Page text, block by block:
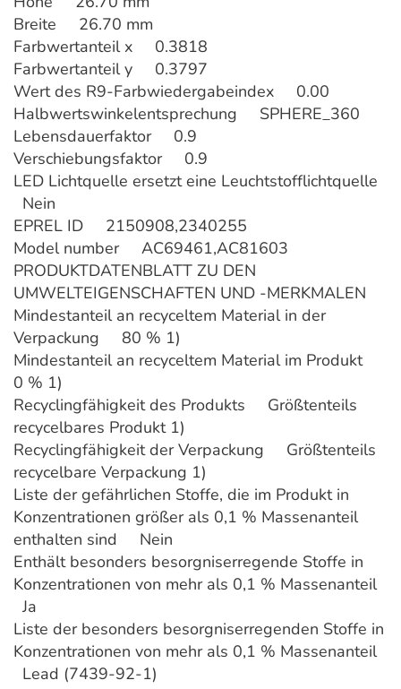
Breite 26.70 mm
Farbwertanteil x 0.3818
Farbwertanteil y 0.3797
Wert des R9-Farbwiedergabeindex 0.00
Halbwertswinkelentsprechung SPHERE_360
Lebensdauerfaktor 0.9
Verschiebungsfaktor 0.9
LED Lichtquelle ersetzt eine Leuchtstofflichtquelle
Nein
EPREL ID 2150908,2340255
Model number AC69461,AC81603
PRODUKTDATENBLATT ZU DEN
UMWELTEIGENSCHAFTEN UND -MERKMALEN
Mindestanteil an recyceltem Material in der
Verpackung 80 % 1)
Mindestanteil an recyceltem Material im Produkt
0 % 1)
Recyclingfähigkeit des Produkts Größtenteils
recycelbares Produkt 1)
Recyclingfähigkeit der Verpackung Größtenteils
recycelbare Verpackung 1)
Liste der gefährlichen Stoffe, die im Produkt in
Konzentrationen größer als 0,1 % Massenanteil
enthalten sind Nein
Enthält besonders besorgniserregende Stoffe in
Konzentrationen von mehr als 0,1 % Massenanteil
Ja
Liste der besonders besorgniserregenden Stoffe in
Konzentrationen von mehr als 0,1 % Massenanteil
Lead (7439-92-1)